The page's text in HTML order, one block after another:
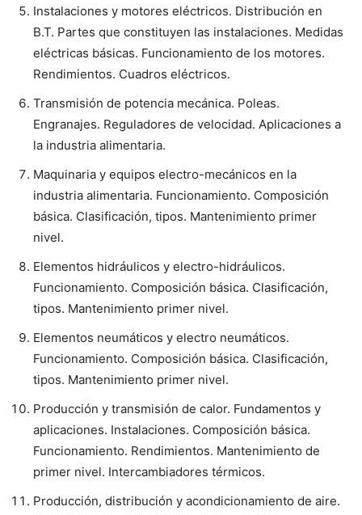
Instalaciones y motores eléctricos. Distribución en
B.T. Partes que constituyen las instalaciones. Medidas
eléctricas básicas. Funcionamiento de los motores.
Rendimientos. Cuadros eléctricos.
Transmisión de potencia mecánica. Poleas.
Engranajes. Reguladores de velocidad. Aplicaciones a
la industria alimentaria.
Maquinaria y equipos electro-mecánicos en la
industria alimentaria. Funcionamiento. Composición
básica. Clasificación, tipos. Mantenimiento primer
nivel.
Elementos hidráulicos y electro-hidráulicos.
Funcionamiento. Composición básica. Clasificación,
tipos. Mantenimiento primer nivel.
Elementos neumáticos y electro neumáticos.
Funcionamiento. Composición básica. Clasificación,
tipos. Mantenimiento primer nivel.
Producción y transmisión de calor. Fundamentos y
aplicaciones. Instalaciones. Composición básica.
Funcionamiento. Rendimientos. Mantenimiento de
primer nivel. Intercambiadores térmicos.
Producción, distribución y acondicionamiento de aire.